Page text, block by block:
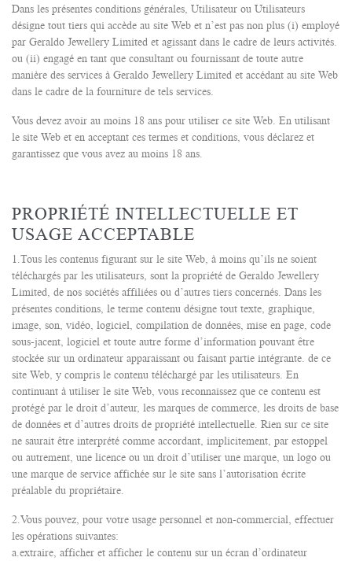
Dans les présentes conditions générales, Utilisateur ou Utilisateurs
désigne tout tiers qui accède au site Web et n’est pas non plus (i) employé
par Geraldo Jewellery Limited et agissant dans le cadre de leurs activités.
ou (ii) engagé en tant que consultant ou fournissant de toute autre
manière des services à Geraldo Jewellery Limited et accédant au site Web
dans le cadre de la fourniture de tels services.
Vous devez avoir au moins 18 ans pour utiliser ce site Web. En utilisant
le site Web et en acceptant ces termes et conditions, vous déclarez et
garantissez que vous avez au moins 18 ans.
PROPRIÉTÉ INTELLECTUELLE ET
USAGE ACCEPTABLE
1.Tous les contenus figurant sur le site Web, à moins qu’ils ne soient
téléchargés par les utilisateurs, sont la propriété de Geraldo Jewellery
Limited, de nos sociétés affiliées ou d’autres tiers concernés. Dans les
présentes conditions, le terme contenu désigne tout texte, graphique,
image, son, vidéo, logiciel, compilation de données, mise en page, code
sous-jacent, logiciel et toute autre forme d’information pouvant être
stockée sur un ordinateur apparaissant ou faisant partie intégrante. de ce
site Web, y compris le contenu téléchargé par les utilisateurs. En
continuant à utiliser le site Web, vous reconnaissez que ce contenu est
protégé par le droit d’auteur, les marques de commerce, les droits de base
de données et d’autres droits de propriété intellectuelle. Rien sur ce site
ne saurait être interprété comme accordant, implicitement, par estoppel
ou autrement, une licence ou un droit d’utiliser une marque, un logo ou
une marque de service affichée sur le site sans l’autorisation écrite
préalable du propriétaire.
2.Vous pouvez, pour votre usage personnel et non-commercial, effectuer
les opérations suivantes:
a.extraire, afficher et afficher le contenu sur un écran d’ordinateur